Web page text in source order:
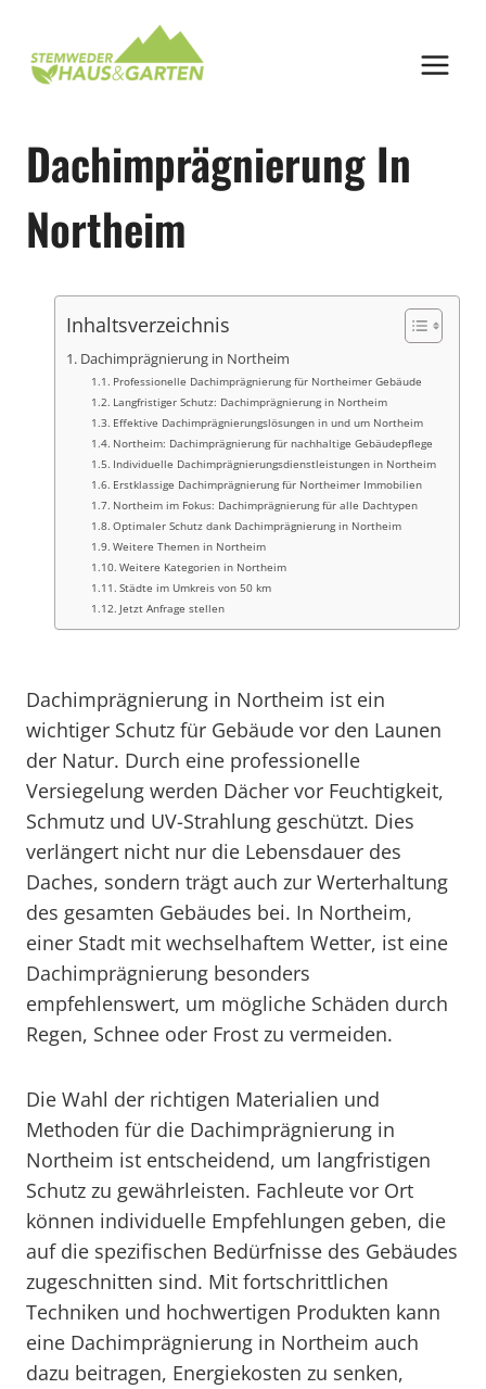
springen
Dachimprägnierung In
Northeim
Inhaltsverzeichnis
Dachimprägnierung in Northeim
Professionelle Dachimprägnierung für Northeimer Gebäude
Langfristiger Schutz: Dachimprägnierung in Northeim
Effektive Dachimprägnierungslösungen in und um Northeim
Northeim: Dachimprägnierung für nachhaltige Gebäudepflege
Individuelle Dachimprägnierungsdienstleistungen in Northeim
Erstklassige Dachimprägnierung für Northeimer Immobilien
Northeim im Fokus: Dachimprägnierung für alle Dachtypen
Optimaler Schutz dank Dachimprägnierung in Northeim
Weitere Themen in Northeim
Weitere Kategorien in Northeim
Städte im Umkreis von 50 km
Jetzt Anfrage stellen
Dachimprägnierung in Northeim ist ein
wichtiger Schutz für Gebäude vor den Launen
der Natur. Durch eine professionelle
Versiegelung werden Dächer vor Feuchtigkeit,
Schmutz und UV-Strahlung geschützt. Dies
verlängert nicht nur die Lebensdauer des
Daches, sondern trägt auch zur Werterhaltung
des gesamten Gebäudes bei. In Northeim,
einer Stadt mit wechselhaftem Wetter, ist eine
Dachimprägnierung besonders
empfehlenswert, um mögliche Schäden durch
Regen, Schnee oder Frost zu vermeiden.
Die Wahl der richtigen Materialien und
Methoden für die Dachimprägnierung in
Northeim ist entscheidend, um langfristigen
Schutz zu gewährleisten. Fachleute vor Ort
können individuelle Empfehlungen geben, die
auf die spezifischen Bedürfnisse des Gebäudes
zugeschnitten sind. Mit fortschrittlichen
Techniken und hochwertigen Produkten kann
eine Dachimprägnierung in Northeim auch
dazu beitragen, Energiekosten zu senken,